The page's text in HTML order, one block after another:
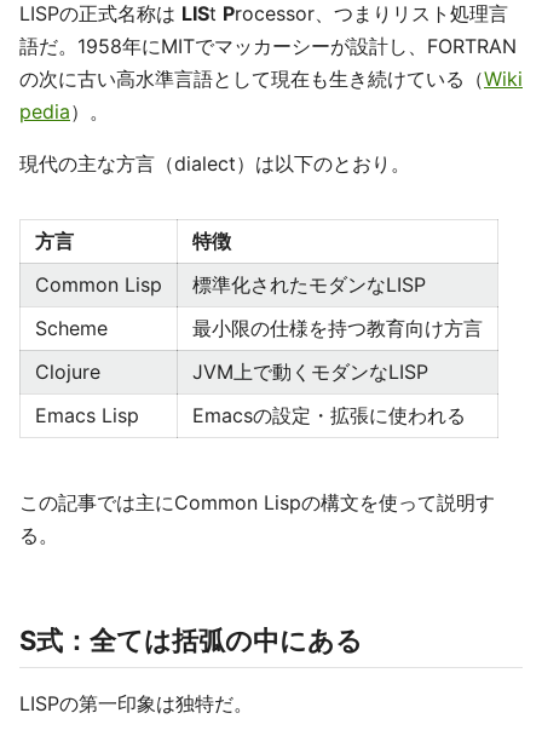
LISPの正式名称は LISt Processor、つまりリスト処理言
語だ。1958年にMITでマッカーシーが設計し、FORTRAN
の次に古い高水準言語として現在も生き続けている（Wiki
pedia）。
現代の主な方言（dialect）は以下のとおり。
方言
特徴
Common Lisp
標準化されたモダンなLISP
Scheme
最小限の仕様を持つ教育向け方言
Clojure
JVM上で動くモダンなLISP
Emacs Lisp
Emacsの設定・拡張に使われる
この記事では主にCommon Lispの構文を使って説明す
る。
S式：全ては括弧の中にある
LISPの第一印象は独特だ。